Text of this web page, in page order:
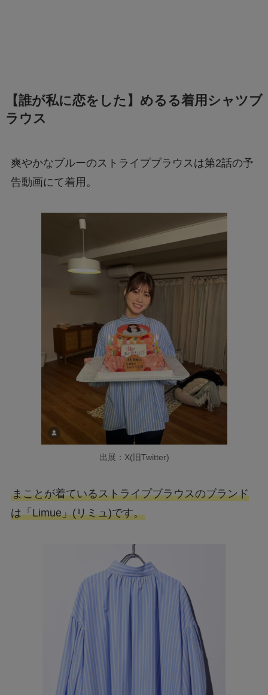
【誰が私に恋をした】めるる着用シャツブ
ラウス
爽やかなブルーのストライプブラウスは第2話の予
告動画にて着用。
出展：X(旧Twitter)
まことが着ているストライプブラウスのブランド
は「Limue」(リミュ)です。